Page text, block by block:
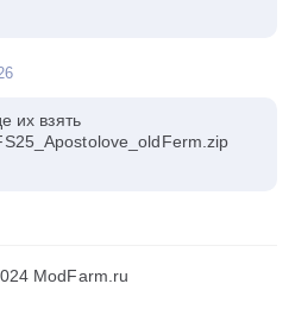
их взять
ModFarm.ru